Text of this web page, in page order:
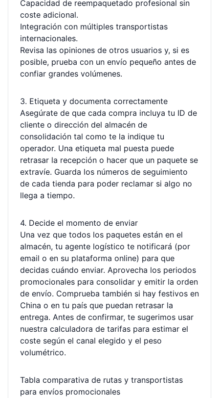
Capacidad de reempaquetado profesional sin
coste adicional.
Integración con múltiples transportistas
internacionales.
Revisa las opiniones de otros usuarios y, si es
posible, prueba con un envío pequeño antes de
confiar grandes volúmenes.
3. Etiqueta y documenta correctamente
Asegúrate de que cada compra incluya tu ID de
cliente o dirección del almacén de
consolidación tal como te la indique tu
operador. Una etiqueta mal puesta puede
retrasar la recepción o hacer que un paquete se
extravíe. Guarda los números de seguimiento
de cada tienda para poder reclamar si algo no
llega a tiempo.
4. Decide el momento de enviar
Una vez que todos los paquetes están en el
almacén, tu agente logístico te notificará (por
email o en su plataforma online) para que
decidas cuándo enviar. Aprovecha los periodos
promocionales para consolidar y emitir la orden
de envío. Comprueba también si hay festivos en
China o en tu país que puedan retrasar la
entrega. Antes de confirmar, te sugerimos usar
nuestra calculadora de tarifas para estimar el
coste según el canal elegido y el peso
volumétrico.
Tabla comparativa de rutas y transportistas
para envíos promocionales